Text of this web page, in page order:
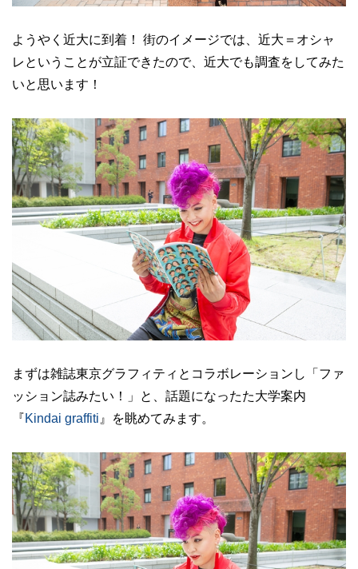
ようやく近大に到着！ 街のイメージでは、近大＝オシャ
レということが立証できたので、近大でも調査をしてみた
いと思います！
まずは雑誌東京グラフィティとコラボレーションし「ファ
ッション誌みたい！」と、話題になったた大学案内
『Kindai graffiti 』を眺めてみます。